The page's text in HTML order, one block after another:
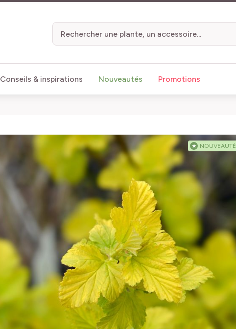
Conseils & inspirations Nouveautés Promotions
★ NOUVEAUTÉ